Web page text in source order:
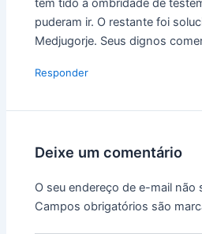
puderam ir. O restante foi
Medjugorje. Seus dignos
Responder
Deixe um comentário
O seu endereço de e-mail não
Campos obrigatórios são